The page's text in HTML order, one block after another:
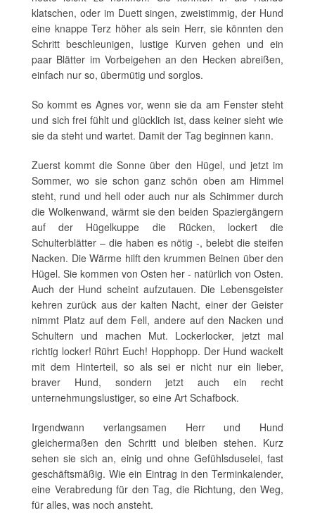
klatschen, oder im Duett singen, zweistimmig, der Hund
eine knappe Terz höher als sein Herr, sie könnten den
Schritt beschleunigen, lustige Kurven gehen und ein
paar Blätter im Vorbeigehen an den Hecken abreißen,
einfach nur so, übermütig und sorglos.
So kommt es Agnes vor, wenn sie da am Fenster steht
und sich frei fühlt und glücklich ist, dass keiner sieht wie
sie da steht und wartet. Damit der Tag beginnen kann.
Zuerst kommt die Sonne über den Hügel, und jetzt im
Sommer, wo sie schon ganz schön oben am Himmel
steht, rund und hell oder auch nur als Schimmer durch
die Wolkenwand, wärmt sie den beiden Spaziergängern
auf der Hügelkuppe die Rücken, lockert die
Schulterblätter – die haben es nötig -, belebt die steifen
Nacken. Die Wärme hilft den krummen Beinen über den
Hügel. Sie kommen von Osten her - natürlich von Osten.
Auch der Hund scheint aufzutauen. Die Lebensgeister
kehren zurück aus der kalten Nacht, einer der Geister
nimmt Platz auf dem Fell, andere auf den Nacken und
Schultern und machen Mut. Lockerlocker, jetzt mal
richtig locker! Rührt Euch! Hopphopp. Der Hund wackelt
mit dem Hinterteil, so als sei er nicht nur ein lieber,
braver Hund, sondern jetzt auch ein recht
unternehmungslustiger, so eine Art Schafbock.
Irgendwann verlangsamen Herr und Hund
gleichermaßen den Schritt und bleiben stehen. Kurz
sehen sie sich an, einig und ohne Gefühlsduselei, fast
geschäftsmäßig. Wie ein Eintrag in den Terminkalender,
eine Verabredung für den Tag, die Richtung, den Weg,
für alles, was noch ansteht.